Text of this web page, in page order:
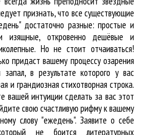
признать, что все существующие
достаточно разные: простые и
изящные, откровенно дешёвые и
Но не стоит отчаиваться!
придаст вашему процессу озарения
в результате которого у вас
и грандиозная стихотворная строка.
вашей интуиции сделать за вас этот
свою счастливую рифму к вашему
слову "ежедень". Заявите о себе
не боится литературных